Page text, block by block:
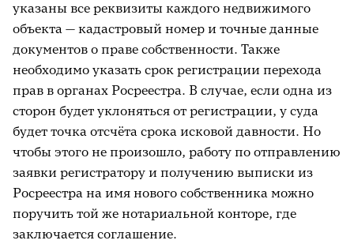
указаны все реквизиты каждого недвижимого
объекта — кадастровый номер и точные данные
документов о праве собственности. Также
необходимо указать срок регистрации перехода
прав в органах Росреестра. В случае, если одна из
сторон будет уклоняться от регистрации, у суда
будет точка отсчёта срока исковой давности. Но
чтобы этого не произошло, работу по отправлению
заявки регистратору и получению выписки из
Росреестра на имя нового собственника можно
поручить той же нотариальной конторе, где
заключается соглашение.